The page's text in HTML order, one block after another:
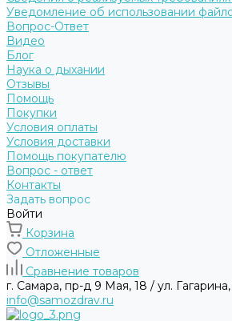
Уведомление об использовании
Вопрос-Ответ
Видео
Блог
Наука о дыхании
Отзывы
Помощь
Покупки
Условия оплаты
Условия доставки
Помощь покупателю
Вопрос - ответ
Контакты
Задать вопрос
Войти
Корзина
Отложенные
Сравнение товаров
г. Самара, пр-д 9 Мая, 18 / ул. Гагарина,
info@samozdrav.ru